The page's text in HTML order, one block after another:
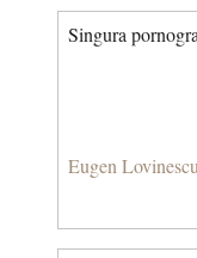
Singura
Eugen Lovinescu